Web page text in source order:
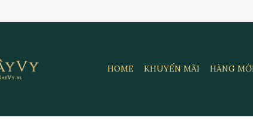
HOME KHUYẾN MÃI HÀNG